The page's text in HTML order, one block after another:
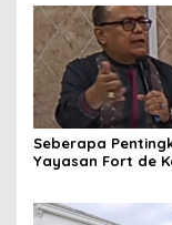
Seberapa
Yayasan Fort de
Jam Gadang?